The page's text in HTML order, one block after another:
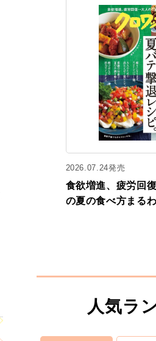
2026.07.24発売
食欲増進、疲労回
の夏の食べ方まるわ
人気ラ